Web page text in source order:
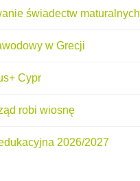
świadectw maturalnych
w Grecji
Cypr
robi wiosnę
2026/2027